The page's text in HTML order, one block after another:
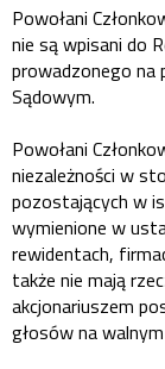
Powołani
nie są wpisani do
prowadzonego
Sądowym.
Powołani
niezależności w
pozostających w
wymienione w
rewidentach,
także nie mają
akcjonariuszem
głosów na